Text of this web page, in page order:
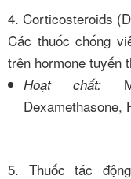
4. Corticosteroids
Các thuốc chống
trên hormone tuyến
Hoạt chất:
Dexamethasone,
5. Thuốc tác